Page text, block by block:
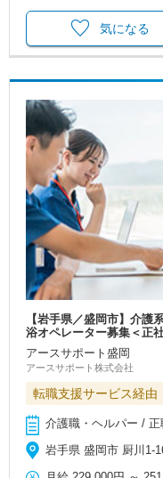
気になる
【岩手県／盛岡市】介護
浴オペレーター募集＜正
アースサポート盛岡
アースサポート株式会社
転職支援サービス経由
介護職・ヘルパー / 正
岩手県 盛岡市 厨川1-